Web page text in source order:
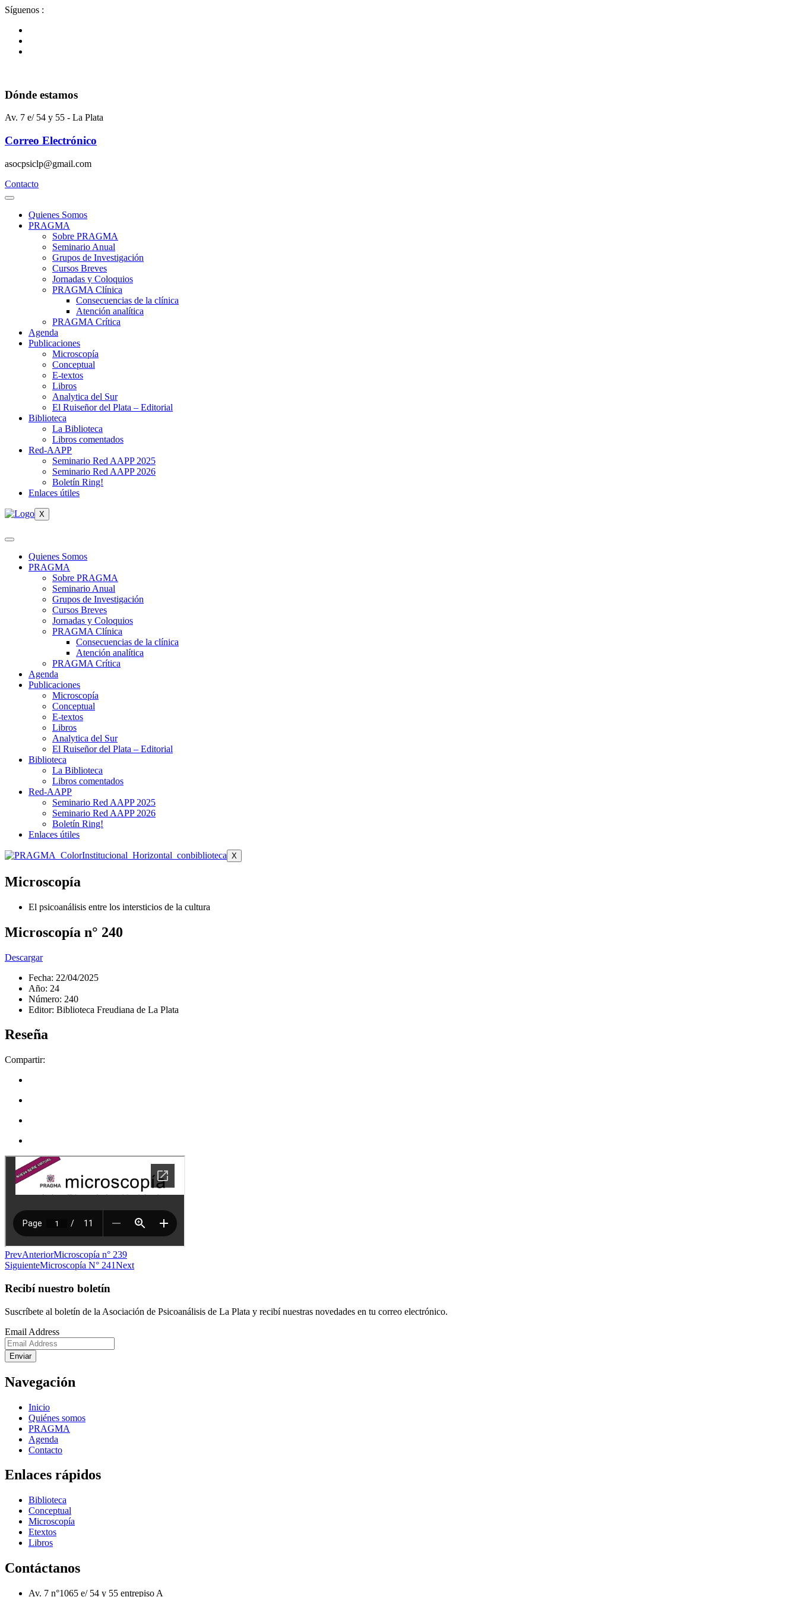
Ir
contenido
Síguenos :
Dónde estamos
Av. 7 e/ 54 y 55 - La Plata
Correo Electrónico
asocpsiclp@gmail.com
Contacto
Quienes Somos
PRAGMA
Sobre PRAGMA
Seminario Anual
Grupos de Investigación
Cursos Breves
Jornadas y Coloquios
PRAGMA Clínica
Consecuencias de la clínica
Atención analítica
PRAGMA Crítica
Agenda
Publicaciones
Microscopía
Conceptual
E-textos
Libros
Analytica del Sur
El Ruiseñor del Plata – Editorial
Biblioteca
La Biblioteca
Libros comentados
Red-AAPP
Seminario Red AAPP 2025
Seminario Red AAPP 2026
Boletín Ring!
Enlaces útiles
X
Quienes Somos
PRAGMA
Sobre PRAGMA
Seminario Anual
Grupos de Investigación
Cursos Breves
Jornadas y Coloquios
PRAGMA Clínica
Consecuencias de la clínica
Atención analítica
PRAGMA Crítica
Agenda
Publicaciones
Microscopía
Conceptual
E-textos
Libros
Analytica del Sur
El Ruiseñor del Plata – Editorial
Biblioteca
La Biblioteca
Libros comentados
Red-AAPP
Seminario Red AAPP 2025
Seminario Red AAPP 2026
Boletín Ring!
Enlaces útiles
X
Microscopía
El psicoanálisis entre los intersticios de la cultura
Microscopía n° 240
Descargar
Fecha: 22/04/2025
Año: 24
Número: 240
Editor: Biblioteca Freudiana de La Plata
Reseña
Compartir:
PrevAnteriorMicroscopía n° 239
SiguienteMicroscopía N° 241Next
Recibí nuestro boletín
Suscríbete al boletín de la Asociación de Psicoanálisis de La Plata y recibí nuestras novedades en tu correo electrónico.
Email Address
Enviar
Navegación
Inicio
Quiénes somos
PRAGMA
Agenda
Contacto
Enlaces rápidos
Biblioteca
Conceptual
Microscopía
Etextos
Libros
Contáctanos
Av. 7 n°1065 e/ 54 y 55 entrepiso A